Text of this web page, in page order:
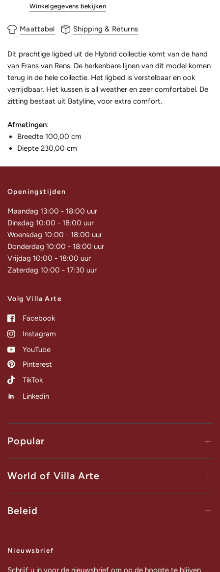
Winkelgegevens bekijken
Maattabel Shipping & Returns
Dit prachtige ligbed uit de Hybrid collectie komt van de hand
van Frans van Rens. De herkenbare lijnen van dit model komen
terug in de hele collectie. Het ligbed is verstelbaar en ook
verrijdbaar. Het kussen is all weather en zeer comfortabel. De
zitting bestaat uit Batyline, voor extra comfort.
Afmetingen:
Breedte 100,00 cm
Diepte 230,00 cm
Openingstijden
Maandag 13:00 - 18:00 uur
Dinsdag 10:00 - 18:00 uur
Woensdag 10:00 - 18:00 uur
Donderdag 10:00 - 18:00 uur
Vrijdag 10:00 - 18:00 uur
Zaterdag 10:00 - 17:30 uur
Volg Villa Arte
Facebook
Instagram
YouTube
Pinterest
TikTok
Linkedin
Popular
World of Villa Arte
Beleid
Nieuwsbrief
Schrijf u in voor de nieuwsbrief om op de hoogte te blijven